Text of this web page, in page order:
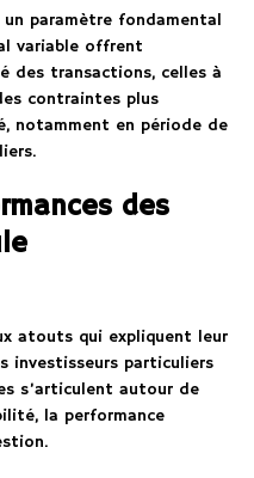
paramètre fondamental
variable offrent
des transactions, celles à
contraintes plus
notamment en période de
des
atouts qui expliquent leur
investisseurs particuliers
s’articulent autour de
la performance